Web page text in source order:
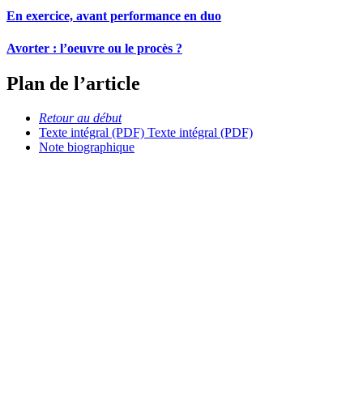
En exercice, avant performance en duo
Avorter : l’oeuvre ou le procès ?
Plan de l’article
Retour au début
Texte intégral (PDF) Texte intégral (PDF)
Note biographique